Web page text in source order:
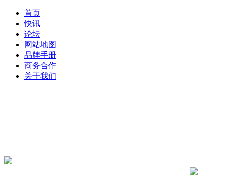
首页
快讯
论坛
网站地图
品牌手册
商务合作
关于我们